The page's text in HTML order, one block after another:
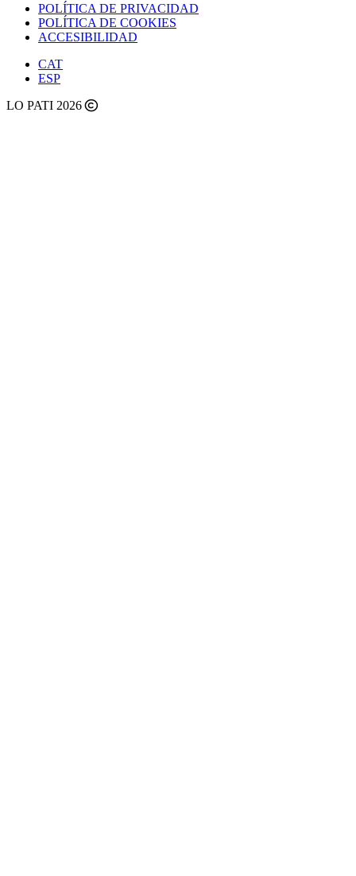
POLÍTICA DE PRIVACIDAD
POLÍTICA DE COOKIES
ACCESIBILIDAD
CAT
ESP
LO PATI 2026